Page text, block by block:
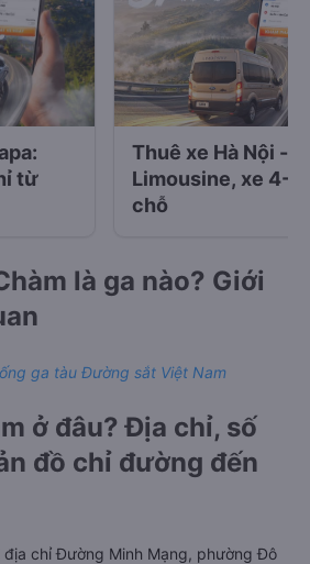
từ
Thuê xe Hà Nội -
Limousine, xe 4-
chỗ
là ga nào? Giới
ga tàu Đường sắt Việt Nam
ở đâu? Địa chỉ, số
đồ chỉ đường đến
địa chỉ Đường Minh Mạng, phường Đô